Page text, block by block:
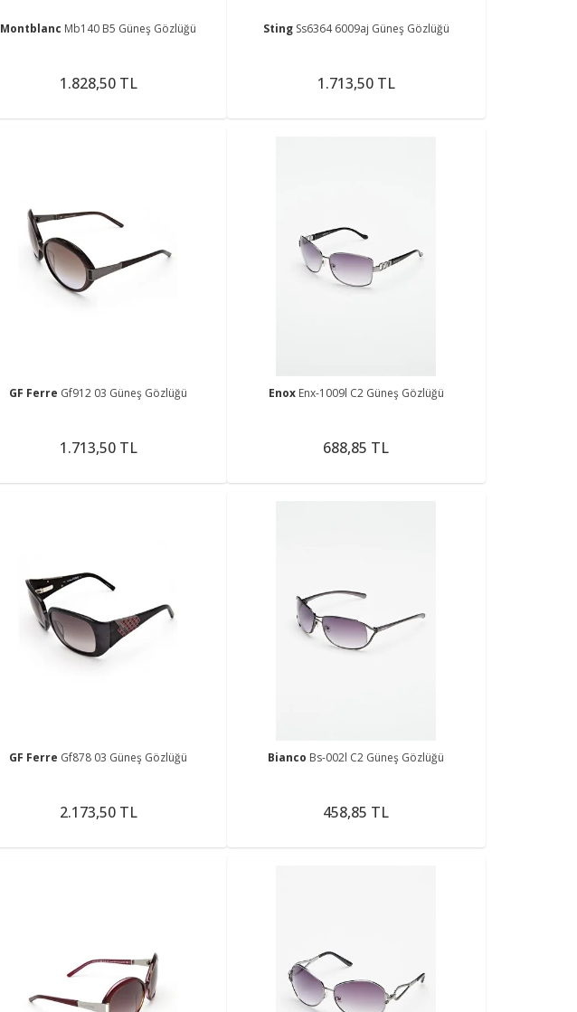
Montblanc Mb140 B5 Güneş Gözlüğü
1.828,50 TL
Sting Ss6364 6009aj Güneş Gözlüğü
1.713,50 TL
GF Ferre Gf912 03 Güneş Gözlüğü
1.713,50 TL
Enox Enx-1009l C2 Güneş Gözlüğü
688,85 TL
GF Ferre Gf878 03 Güneş Gözlüğü
2.173,50 TL
Bianco Bs-002l C2 Güneş Gözlüğü
458,85 TL